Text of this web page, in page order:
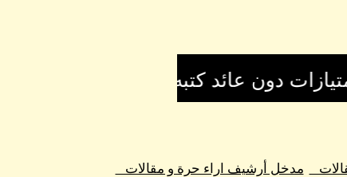
مدخل أرشيف اراء حرة و مقالات